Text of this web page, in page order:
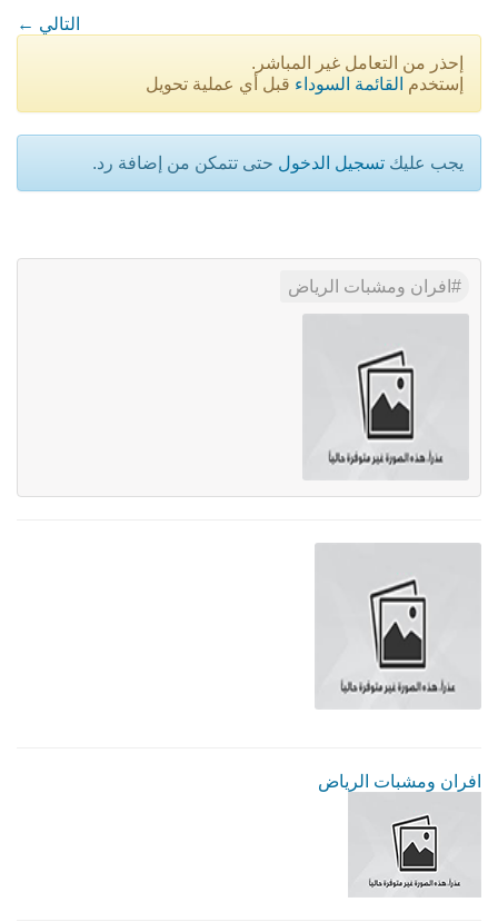
← التالي
إحذر من التعامل غير المباشر.
إستخدم القائمة السوداء قبل أي عملية تحويل
يجب عليك تسجيل الدخول حتى تتمكن من إضافة رد.
افران ومشبات الرياض
افران ومشبات الرياض